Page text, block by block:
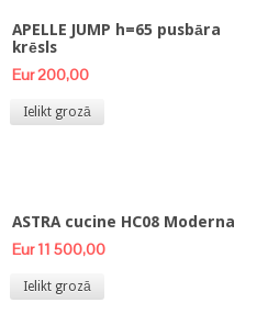
APELLE JUMP h=65 pusbāra
krēsls
Eur 200,00
Ielikt grozā
ASTRA cucine HC08 Moderna
Eur 11 500,00
Ielikt grozā